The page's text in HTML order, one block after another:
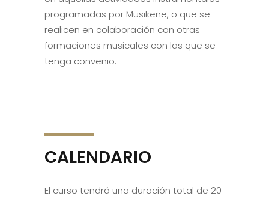
programadas por Musikene, o que se
realicen en colaboración con otras
formaciones musicales con las que se
tenga convenio.
CALENDARIO
El curso tendrá una duración total de 20